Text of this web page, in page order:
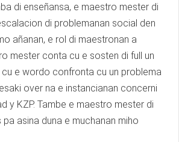
di enseñansa, e maestro mester di
di problemanan social den
añanan, e rol di maestronan a
mester conta cu e sosten di full un
e wordo confronta cu un problema
over na e instancianan concerni
y KZP. Tambe e maestro mester di
asina duna e muchanan miho